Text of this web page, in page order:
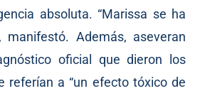
absoluta. “Marissa se ha
manifestó. Además, aseveran
oficial que dieron los
referían a “un efecto tóxico de